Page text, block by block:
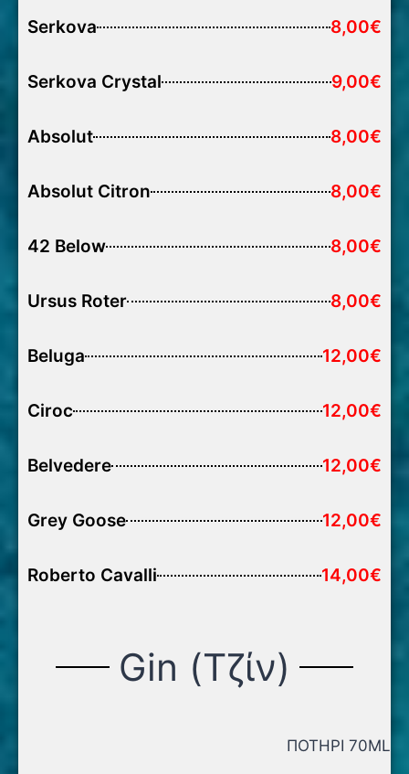
Serkova 8,00€
Serkova Crystal 9,00€
Absolut 8,00€
Absolut Citron 8,00€
42 Below 8,00€
Ursus Roter 8,00€
Beluga 12,00€
Ciroc 12,00€
Belvedere 12,00€
Grey Goose 12,00€
Roberto Cavalli 14,00€
Gin (Τζίν)
ΠΟΤΗΡΙ 70ML